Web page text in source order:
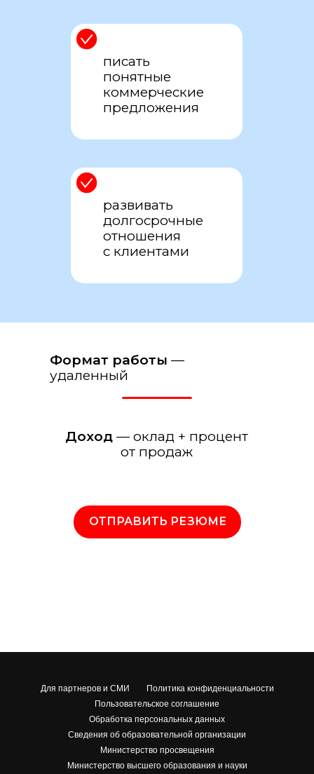
писать
понятные
коммерческие
предложения
развивать
долгосрочные
отношения
с клиентами
ОТПРАВИТЬ РЕЗЮМЕ
Формат работы —
удаленный
Доход — оклад + процент
от продаж
Для партнеров и СМИ
Политика конфиденциальности
Пользовательское соглашение
Обработка персональных данных
Сведения об образовательной организации
Министерство просвещения
Министерство высшего образования и науки